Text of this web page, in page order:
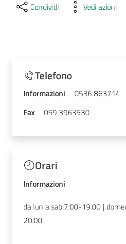
Condividi Vedi azioni
Telefono
Informazioni
0536 863714
Fax
059 3963530
Orari
Informazioni
da lun a sab:7.00-19.00 |
20.00